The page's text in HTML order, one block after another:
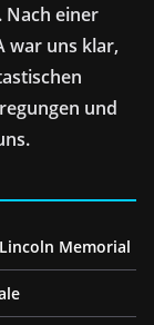
Nach einer
war uns klar,
und
Memorial